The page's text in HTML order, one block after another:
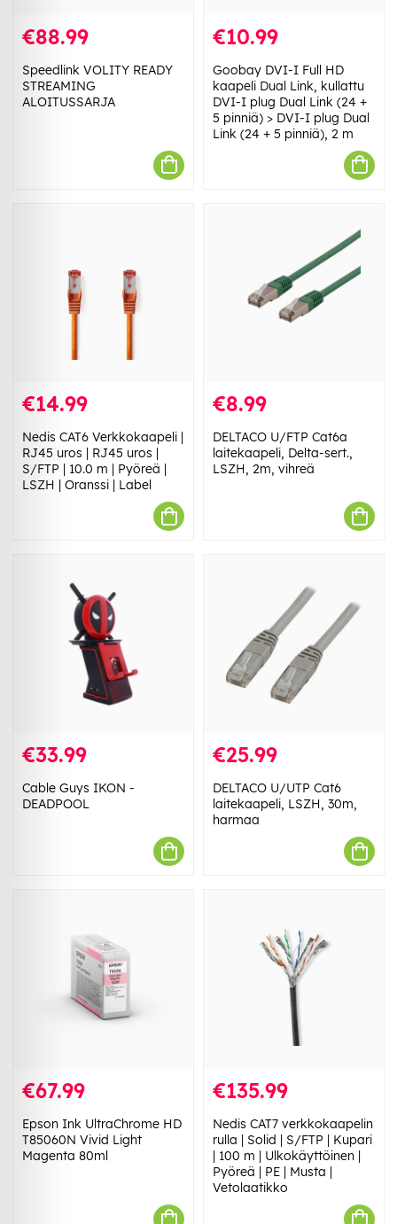
€88.99
Speedlink VOLITY READY
STREAMING
ALOITUSSARJA
€10.99
Goobay DVI-I Full HD
kaapeli Dual Link, kullattu
DVI-I plug Dual Link (24 +
5 pinniä) > DVI-I plug Dual
Link (24 + 5 pinniä), 2 m
€14.99
Nedis CAT6 Verkkokaapeli |
RJ45 uros | RJ45 uros |
S/FTP | 10.0 m | Pyöreä |
LSZH | Oranssi | Label
€8.99
DELTACO U/FTP Cat6a
laitekaapeli, Delta-sert.,
LSZH, 2m, vihreä
€33.99
Cable Guys IKON -
DEADPOOL
€25.99
DELTACO U/UTP Cat6
laitekaapeli, LSZH, 30m,
harmaa
€67.99
Epson Ink UltraChrome HD
T85060N Vivid Light
Magenta 80ml
€135.99
Nedis CAT7 verkkokaapelin
rulla | Solid | S/FTP | Kupari
| 100 m | Ulkokäyttöinen |
Pyöreä | PE | Musta |
Vetolaatikko